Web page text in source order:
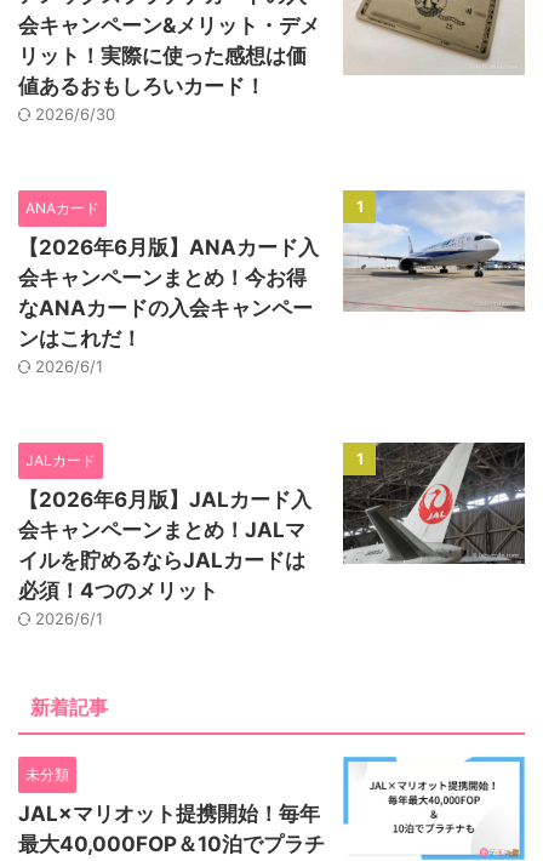
会キャンペーン&メリット・デメ
リット！実際に使った感想は価
値あるおもしろいカード！
2026/6/30
1
ANAカード
【2026年6月版】ANAカード入
会キャンペーンまとめ！今お得
なANAカードの入会キャンペー
ンはこれだ！
2026/6/1
1
JALカード
【2026年6月版】JALカード入
会キャンペーンまとめ！JALマ
イルを貯めるならJALカードは
必須！4つのメリット
2026/6/1
新着記事
未分類
JAL×マリオット提携開始！毎年
最大40,000FOP＆10泊でプラチ